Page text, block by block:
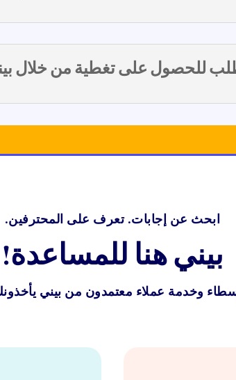
للحصول على تغطية من خلال
ابحث عن إجابات. تعرف على المحترفين.
بيني هنا للمساعدة!
وخدمة عملاء معتمدون من بيني